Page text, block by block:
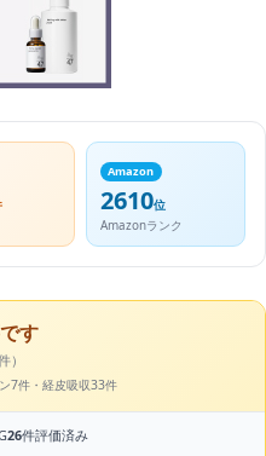
Amazon
2610位
Amazonランク
す
）
7件・経皮吸収33件
26件評価済み